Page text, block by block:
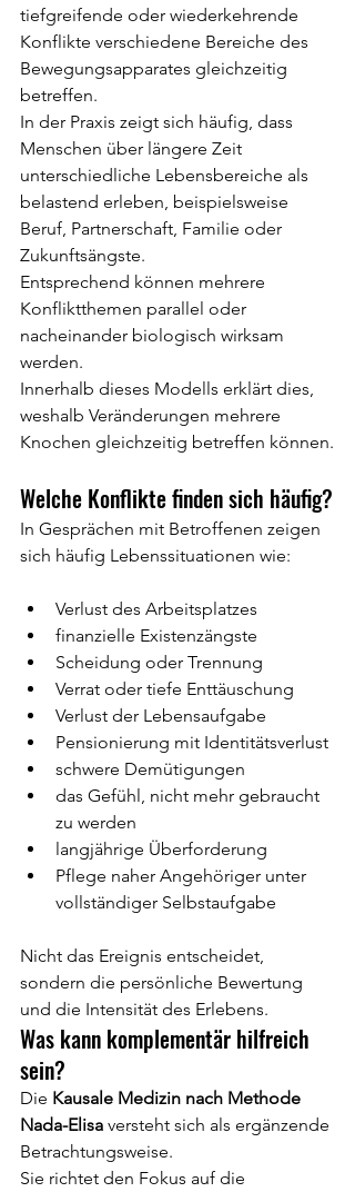
tiefgreifende oder wiederkehrende
Konflikte verschiedene Bereiche des
Bewegungsapparates gleichzeitig
betreffen.
In der Praxis zeigt sich häufig, dass
Menschen über längere Zeit
unterschiedliche Lebensbereiche als
belastend erleben, beispielsweise
Beruf, Partnerschaft, Familie oder
Zukunftsängste.
Entsprechend können mehrere
Konfliktthemen parallel oder
nacheinander biologisch wirksam
werden.
Innerhalb dieses Modells erklärt dies,
weshalb Veränderungen mehrere
Knochen gleichzeitig betreffen können.
Welche Konflikte finden sich häufig?
In Gesprächen mit Betroffenen zeigen
sich häufig Lebenssituationen wie:
Verlust des Arbeitsplatzes
finanzielle Existenzängste
Scheidung oder Trennung
Verrat oder tiefe Enttäuschung
Verlust der Lebensaufgabe
Pensionierung mit Identitätsverlust
schwere Demütigungen
das Gefühl, nicht mehr gebraucht
zu werden
langjährige Überforderung
Pflege naher Angehöriger unter
vollständiger Selbstaufgabe
Nicht das Ereignis entscheidet,
sondern die persönliche Bewertung
und die Intensität des Erlebens.
Was kann komplementär hilfreich
sein?
Die Kausale Medizin nach Methode
Nada-Elisa versteht sich als ergänzende
Betrachtungsweise.
Sie richtet den Fokus auf die